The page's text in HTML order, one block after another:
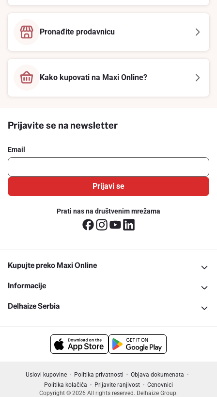
Pronađite prodavnicu
Kako kupovati na Maxi Online?
Prijavite se na newsletter
Email
Prijavi se
Prati nas na društvenim mrežama
Kupujte preko Maxi Online
Informacije
Delhaize Serbia
Uslovi kupovine Politika privatnosti
Objava dokumenata
Politika kolačića
Prijavite ranjivost
Cenovnici
Copyright © 2026 All rights reserved. Delhaize Group.